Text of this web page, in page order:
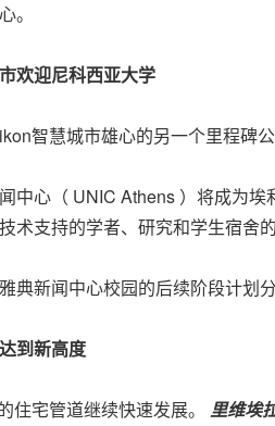
。
欢迎尼科西亚大学
智慧城市雄心的另一个里程碑
中心（ UNIC Athens ）将成为
术支持的学者、研究和学生宿舍的
典新闻中心校园的后续阶段计划
到新高度
住宅管道继续快速发展。 里维埃